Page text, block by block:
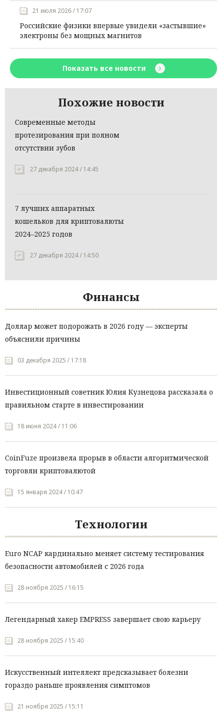
21 июля 2026 / 17:07
Российские физики впервые увидели «застывшие»
электроны без мощных магнитов
Показать все новости
Похожие новости
Современные методы
протезирования при полном
отсутствии зубов
27 декабря 2024 / 14:45
7 лучших аппаратных
кошельков для криптовалюты
2024–2025 годов
27 декабря 2024 / 14:50
Финансы
Доллар может подорожать в 2026 году — эксперты
объяснили причины
03 декабря 2025 / 17:18
Инвестиционный советник Юлия Кузнецова рассказала о
правильном старте в инвестировании
18 июня 2024 / 11:06
CoinFuze произвела прорыв в области алгоритмической
торговли криптовалютой
15 января 2024 / 10:47
Технологии
Euro NCAP кардинально меняет систему тестирования
безопасности автомобилей с 2026 года
28 ноября 2025 / 16:15
Легендарный хакер EMPRESS завершает свою карьеру
28 ноября 2025 / 15:40
Искусственный интеллект предсказывает болезни
гораздо раньше проявления симптомов
21 ноября 2025 / 15:11